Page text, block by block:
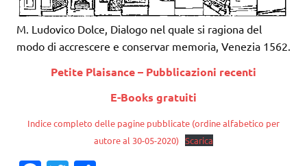
M. Ludovico Dolce, Dialogo nel quale si ragiona del
modo di accrescere e conservar memoria, Venezia 1562.
Petite Plaisance – Pubblicazioni recenti
E-Books gratuiti
Indice completo delle pagine pubblicate (ordine alfabetico per
autore al 30-05-2020) Scarica